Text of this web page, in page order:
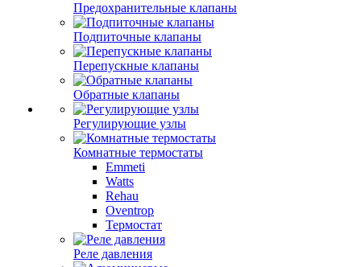
Предохранительные клапаны
Подпиточные клапаны
Перепускные клапаны
Обратные клапаны
Регулирующие узлы
Комнатные термостаты
Emmeti
Watts
Rehau
Oventrop
Термостат
Реле давления